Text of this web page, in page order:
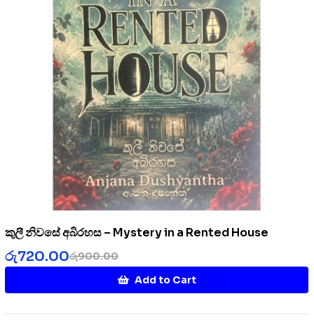
කුලී නිවසේ අබිරහස – Mystery in a Rented House
රු900.00
රු720.00
Add to Cart